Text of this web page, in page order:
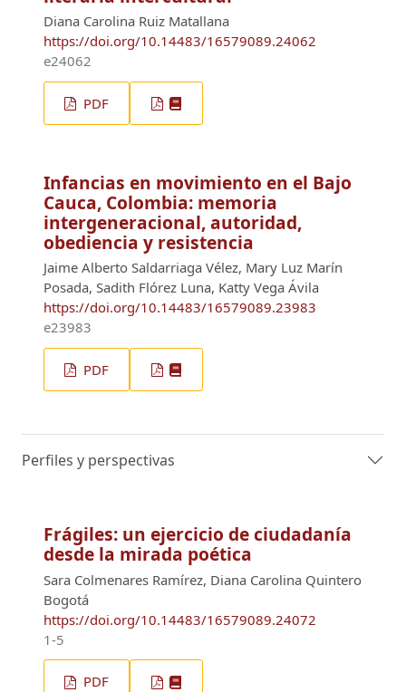
Diana Carolina Ruiz Matallana
https://doi.org/10.14483/16579089.24062
e24062
PDF
Infancias en movimiento en el Bajo
Cauca, Colombia: memoria
intergeneracional, autoridad,
obediencia y resistencia
Jaime Alberto Saldarriaga Vélez, Mary Luz Marín
Posada, Sadith Flórez Luna, Katty Vega Ávila
https://doi.org/10.14483/16579089.23983
e23983
PDF
Perfiles y perspectivas
Frágiles: un ejercicio de ciudadanía
desde la mirada poética
Sara Colmenares Ramírez, Diana Carolina Quintero
Bogotá
https://doi.org/10.14483/16579089.24072
1-5
PDF